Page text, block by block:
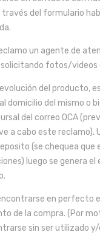
del formulario
un agente de
fotos/videos
del producto,
domicilio del mismo o
del correo OCA
a cabo este reclamo).
(se chequea que
luego se genera el
en perfecto
de la compra. (Por
sin ser utilizado y/